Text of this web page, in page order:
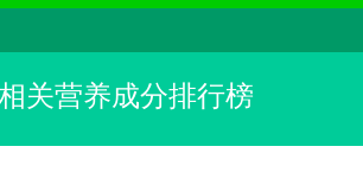
关营养成分排行榜